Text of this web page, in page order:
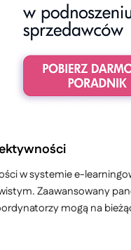
w systemie e-
Zaawansowany
mogą na